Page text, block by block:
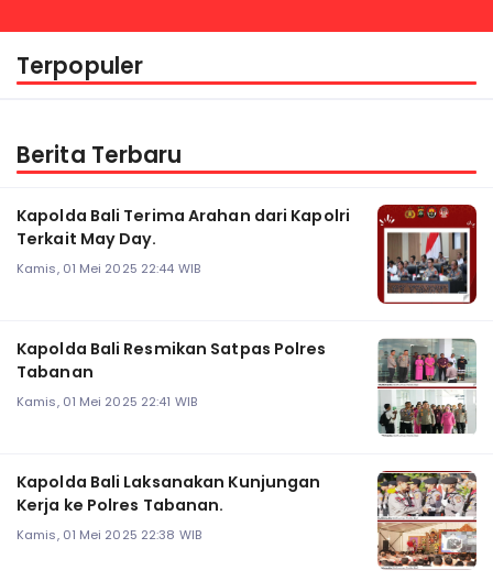
Terpopuler
Berita Terbaru
Kapolda Bali Terima Arahan dari Kapolri
Terkait May Day.
Kamis, 01 Mei 2025 22:44 WIB
Kapolda Bali Resmikan Satpas Polres
Tabanan
Kamis, 01 Mei 2025 22:41 WIB
Kapolda Bali Laksanakan Kunjungan
Kerja ke Polres Tabanan.
Kamis, 01 Mei 2025 22:38 WIB